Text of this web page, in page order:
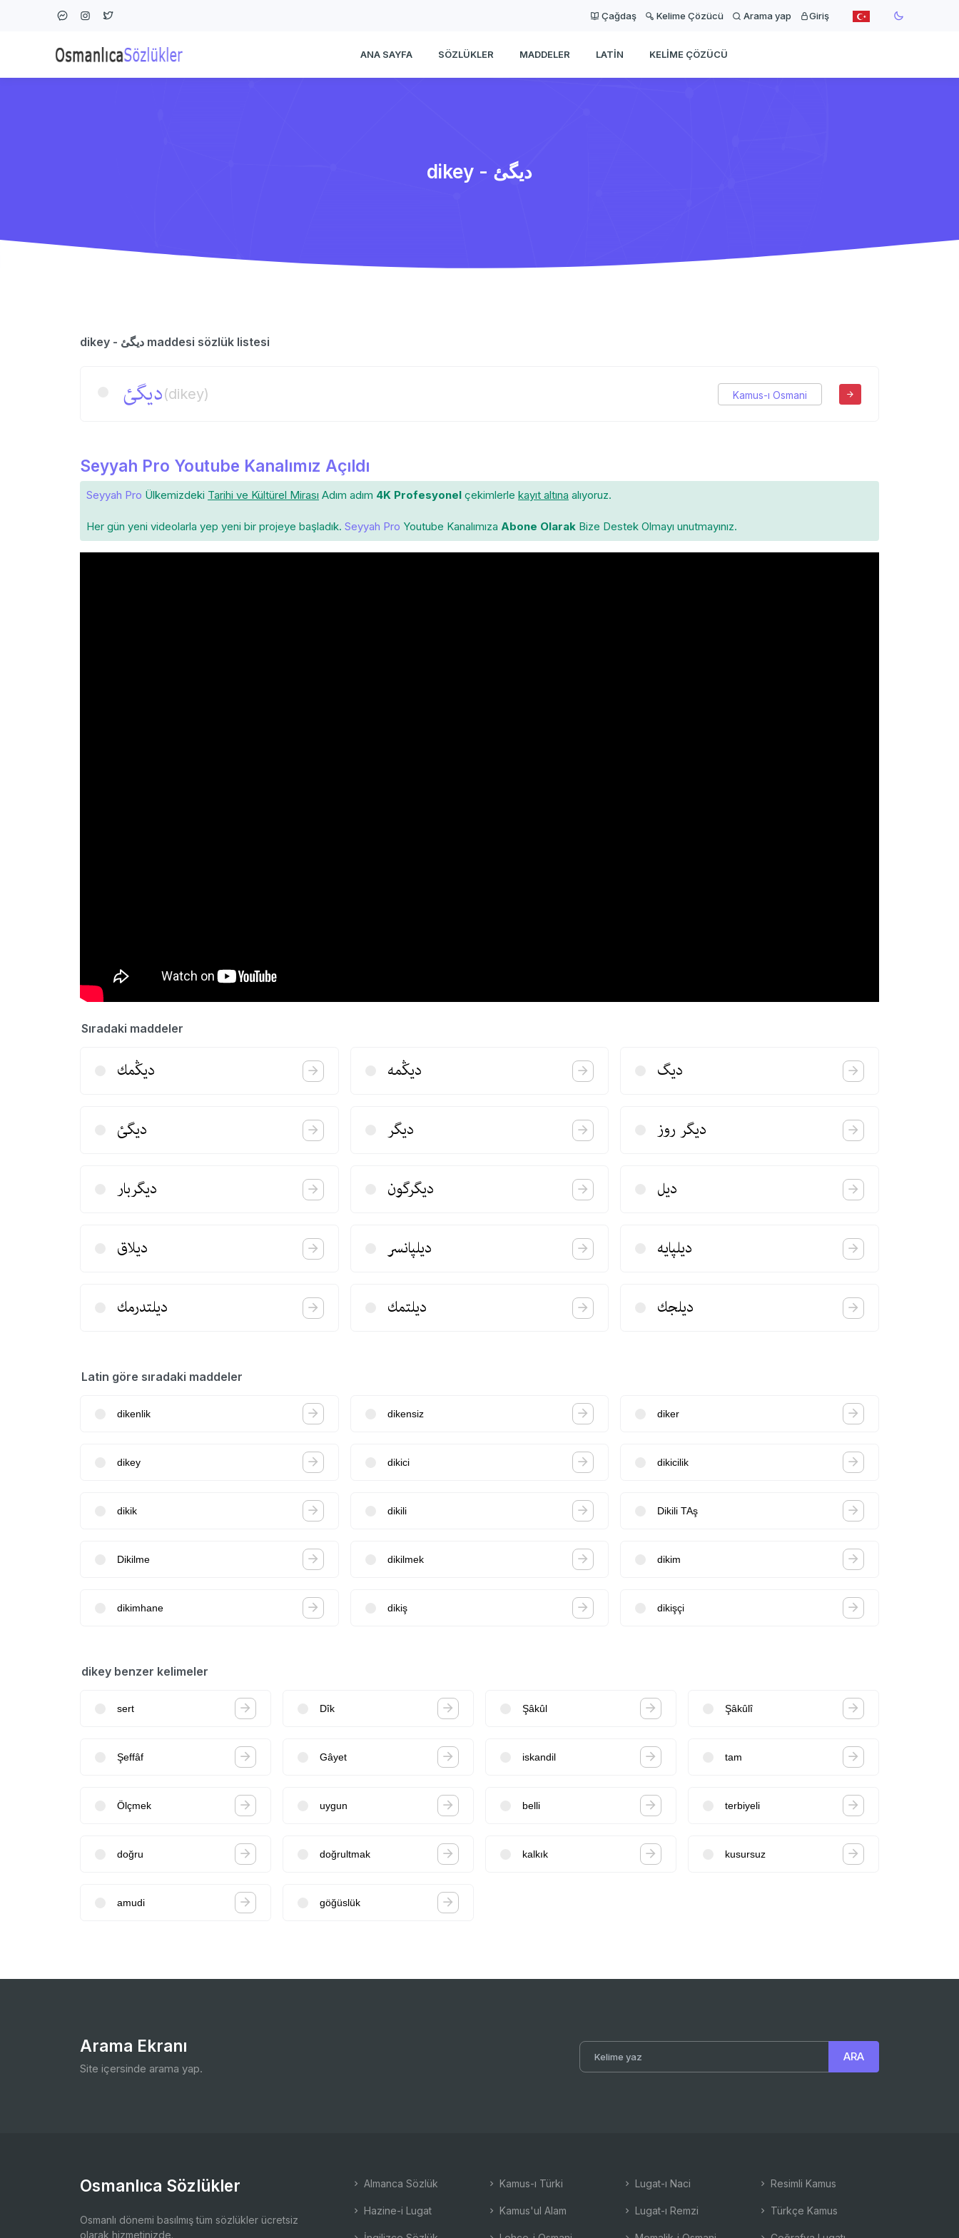
Çağdaş Kelime Çözücü Arama yap Giriş
ANA SAYFA SÖZLÜKLER MADDELER LATIN KELIME ÇÖZÜCÜ
dikey - دیگئ
dikey - دیگئ maddesi sözlük listesi
دیگئ(dikey) Kamus-ı Osmani
Seyyah Pro Youtube Kanalımız Açıldı
Seyyah Pro Ülkemizdeki Tarihi ve Kültürel Mirası Adım adım 4K Profesyonel çekimlerle kayıt altına alıyoruz.
Her gün yeni videolarla yep yeni bir projeye başladık. Seyyah Pro Youtube Kanalımıza Abone Olarak Bize Destek Olmayı unutmayınız.
Sıradaki maddeler
دیڭمك دیڭمه دیگ
دیگئ دیگر دیگر روز
دیگربار دیگرگون دیل
دیلاق دیلپانسر دیلپایه
دیلتدرمك دیلتمك دیلجك
Latin göre sıradaki maddeler
dikenlik dikensiz diker
dikey dikici dikicilik
dikik dikili Dikili TAş
Dikilme dikilmek dikim
dikimhane dikiş dikişçi
dikey benzer kelimeler
sert Dîk Şâkûl Şâkûlî
Şeffâf Gâyet iskandil tam
Ölçmek uygun belli terbiyeli
doğru doğrultmak kalkık kusursuz
amudi göğüslük
Arama Ekranı
Site içersinde arama yap.
Osmanlıca Sözlükler
Osmanlı dönemi basılmış tüm sözlükler ücretsiz
olarak hizmetinizde.
Almanca Sözlük
Hazine-i Lugat
Kamus-ı Türki
Kamus'ul Alam
Lugat-ı Naci
Lugat-ı Remzi
Resimli Kamus
Türkçe Kamus